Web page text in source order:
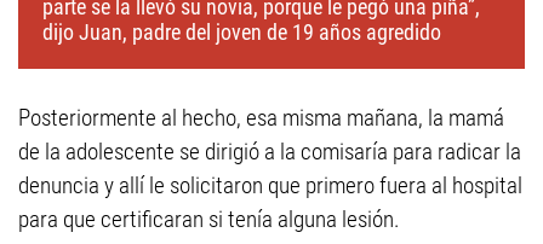
parte se la llevó su novia, porque le pegó una piña”,
dijo Juan, padre del joven de 19 años agredido
Posteriormente al hecho, esa misma mañana, la mamá
de la adolescente se dirigió a la comisaría para radicar la
denuncia y allí le solicitaron que primero fuera al hospital
para que certificaran si tenía alguna lesión.